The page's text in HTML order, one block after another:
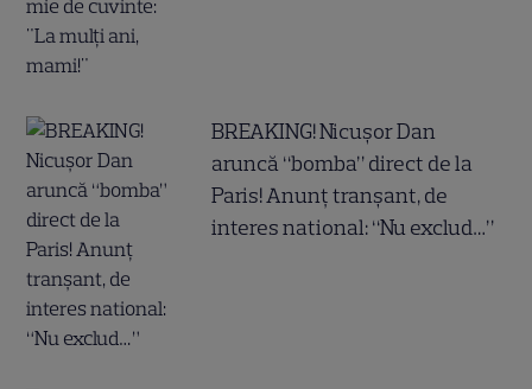
BREAKING! Nicușor Dan
aruncă “bomba” direct de la
Paris! Anunț tranșant, de
interes national: “Nu exclud…”